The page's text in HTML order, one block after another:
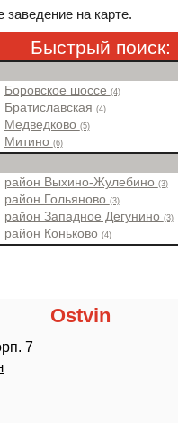
на карте.
Быстрый поиск:
Боровское шоссе (4)
Братиславская (4)
Медведково (5)
Митино (6)
район Выхино-Жулебино (3)
район Гольяново (3)
район Западное Дегунино (3)
район Коньково (4)
Ostvin
7